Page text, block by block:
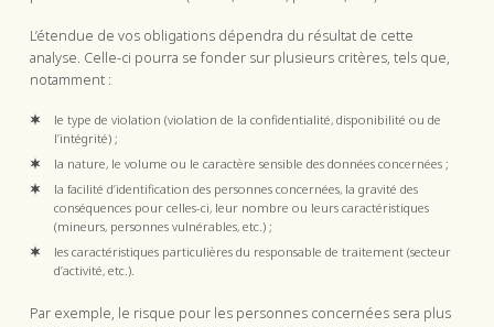
L’étendue de vos obligations dépendra du résultat de cette
analyse. Celle-ci pourra se fonder sur plusieurs critères, tels que,
notamment :
le type de violation (violation de la confidentialité, disponibilité ou de
l’intégrité) ;
la nature, le volume ou le caractère sensible des données concernées ;
la facilité d’identification des personnes concernées, la gravité des
conséquences pour celles-ci, leur nombre ou leurs caractéristiques
(mineurs, personnes vulnérables, etc.) ;
les caractéristiques particulières du responsable de traitement (secteur
d’activité, etc.).
Par exemple, le risque pour les personnes concernées sera plus